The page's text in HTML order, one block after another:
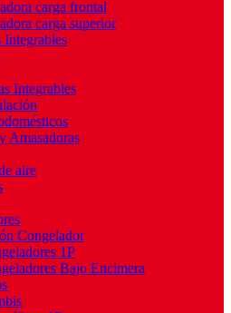
carga frontal
carga superior
Integrables
Integrables
Amasadoras
aire
Congelador
1P
Bajo Encimera